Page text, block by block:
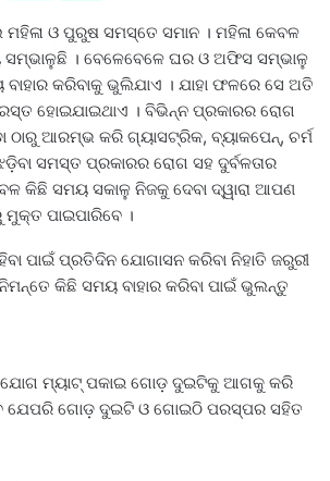
ଓ ପୁରୁଷ ସମସ୍ତେ ସମାନ । ମହିଳା କେବଳ
। ବେଳେବେଳେ ଘର ଓ ଅଫିସ ସମ୍ଭାଳୁ
କରିବାକୁ ଭୁଲିଯାଏ । ଯାହା ଫଳରେ ସେ ଅତି
ହୋଇଯାଇଥାଏ । ବିଭିନ୍ନ ପ୍ରକାରର ରୋଗ
ଠାରୁ ଆରମ୍ଭ କରି ଗ୍ୟାସଟ୍ରିକ, ବ୍ୟାକପେନ୍‌, ଚର୍ମ
ସମସ୍ତ ପ୍ରକାରର ରୋଗ ସହ ଦୁର୍ବଳତାର
କିଛି ସମୟ ସକାଳୁ ନିଜକୁ ଦେବା ଦ୍ୱାରା ଆପଣ
ପାଇପାରିବେ ।
ପାଇଁ ପ୍ରତିଦିନ ଯୋଗାସନ କରିବା ନିହାତି ଜରୁରୀ
କିଛି ସମୟ ବାହାର କରିବା ପାଇଁ ଭୁଲନ୍ତୁ
ମ୍ୟାଟ୍‌ ପକାଇ ଗୋଡ଼ ଦୁଇଟିକୁ ଆଗକୁ କରି
ଯେପରି ଗୋଡ଼ ଦୁଇଟି ଓ ଗୋଇଠି ପରସ୍ପର ସହିତ